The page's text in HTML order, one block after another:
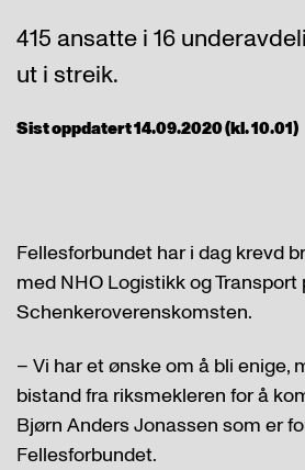
415 ansatte i 16
ut i streik.
Sist oppdatert 14.09.2020 (kl. 10.01)
Fellesforbundet har i dag krevd
med NHO Logistikk og Transport
Schenkeroverenskomsten.
– Vi har et ønske om å bli enige,
bistand fra riksmekleren for å
Bjørn Anders Jonassen som er
Fellesforbundet.